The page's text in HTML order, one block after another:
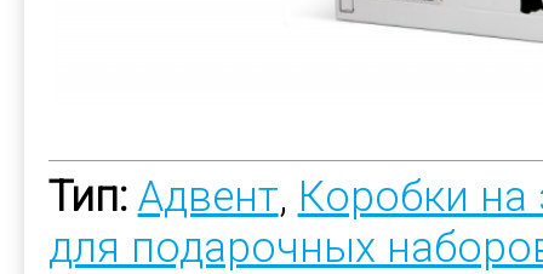
Тип: Адвент, Коробки на
для подарочных